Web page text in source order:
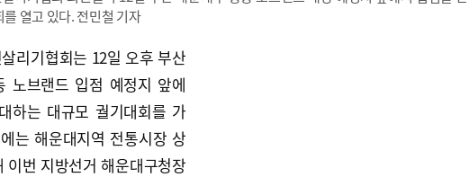
를 열고 있다. 전민철 기자
리기협회는 12일 오후 부산
노브랜드 입점 예정지 앞에
하는 대규모 궐기대회를 가
는 해운대지역 전통시장 상
이번 지방선거 해운대구청장